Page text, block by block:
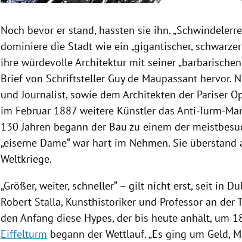
Noch bevor er stand, hassten sie ihn.
dominiere die Stadt wie ein „gigantischer,
ihre würdevolle Architektur mit seiner
Brief von Schriftsteller Guy de Maupassant hervor.
und Journalist, sowie dem Architekten der Pariser
im Februar 1887 weitere Künstler das Anti-Turm-
130 Jahren begann der Bau zu einem der
„eiserne Dame“ war hart im Nehmen. Sie
Weltkriege.
„Größer, weiter, schneller“ – gilt nicht erst, seit in
Robert Stalla, Kunsthistoriker und Professor an der
den Anfang diese Hypes, der bis heute anhält, um
Eiffelturm begann der Wettlauf. „Es ging um Geld,